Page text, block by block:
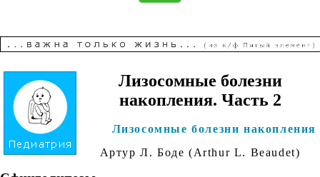
Лизосомные болезни
накопления. Часть 2
Лизосомные болезни накопления
Артур Л. Боде (Arthur L. Beaudet)